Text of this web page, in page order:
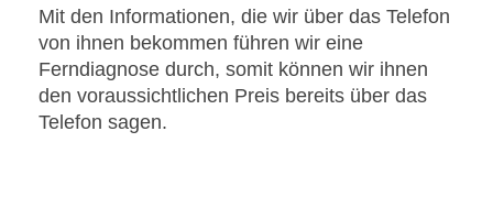
Mit den Informationen, die wir über das Telefon
von ihnen bekommen führen wir eine
Ferndiagnose durch, somit können wir ihnen
den voraussichtlichen Preis bereits über das
Telefon sagen.